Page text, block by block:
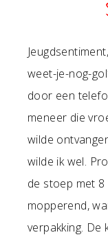
weet-je-nog-
door een
meneer die
wilde
wilde ik wel.
de stoep met
mopperend,
verpakking.